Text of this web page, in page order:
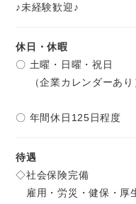
♪未経験歓迎♪
休日・休暇
〇 土曜・日曜・祝日
（企業カレンダーあり
〇 年間休日125日程度
待遇
◇社会保険完備
雇用・労災・健保・厚